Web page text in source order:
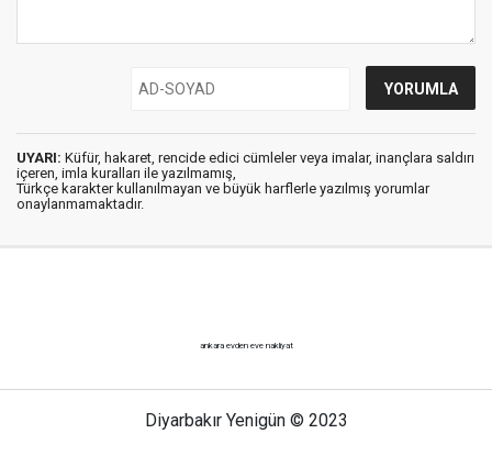
UYARI: Küfür, hakaret, rencide edici cümleler veya imalar, inançlara saldırı
içeren, imla kuralları ile yazılmamış,
Türkçe karakter kullanılmayan ve büyük harflerle yazılmış yorumlar
onaylanmamaktadır.
ankara evden eve nakliyat
Diyarbakır Yenigün © 2023